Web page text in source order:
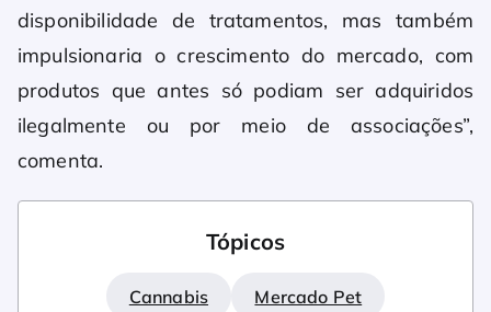
disponibilidade de tratamentos, mas também
impulsionaria o crescimento do mercado, com
produtos que antes só podiam ser adquiridos
ilegalmente ou por meio de associações”,
comenta.
Tópicos
Cannabis Mercado Pet